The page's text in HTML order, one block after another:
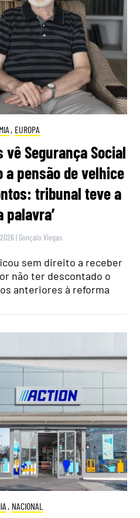
, EUROPA
vê Segurança Social
pensão de velhice
tribunal teve a
palavra’
| Gonçalo Viegas
sem direito a receber
não ter descontado o
anteriores à reforma
, NACIONAL